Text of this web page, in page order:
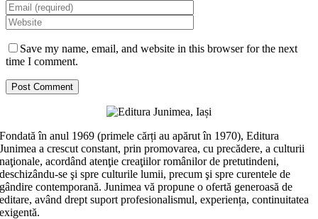
Save my name, email, and website in this browser for the next
time I comment.
Fondată în anul 1969 (primele cărți au apărut în 1970), Editura
Junimea a crescut constant, prin promovarea, cu precădere, a culturii
naţionale, acordând atenţie creaţiilor românilor de pretutindeni,
deschizându-se şi spre culturile lumii, precum şi spre curentele de
gândire contemporană. Junimea vă propune o ofertă generoasă de
editare, având drept suport profesionalismul, experiența, continuitatea
exigentă.